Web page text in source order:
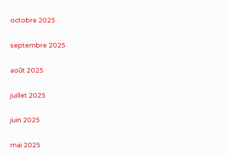
octobre 2025
septembre 2025
août 2025
juillet 2025
juin 2025
mai 2025